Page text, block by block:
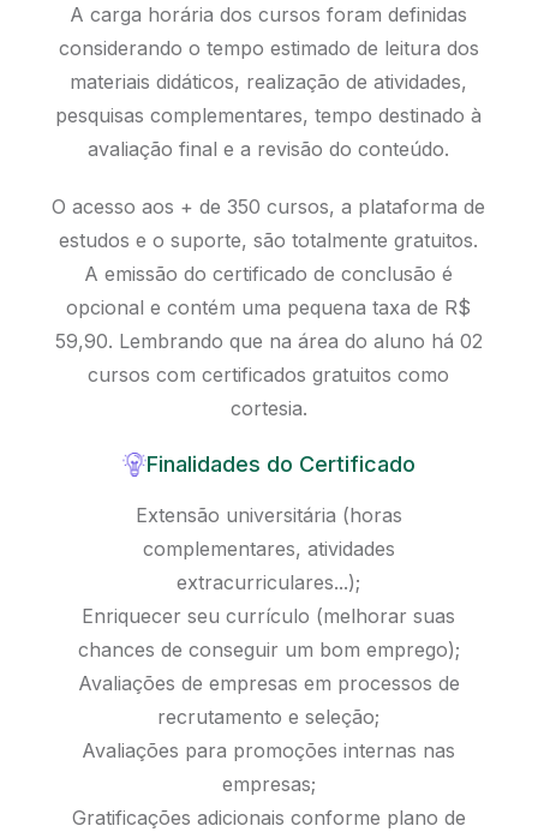
A carga horária dos cursos foram definidas
considerando o tempo estimado de leitura dos
materiais didáticos, realização de atividades,
pesquisas complementares, tempo destinado à
avaliação final e a revisão do conteúdo.
O acesso aos + de 350 cursos, a plataforma de
estudos e o suporte, são totalmente gratuitos.
A emissão do certificado de conclusão é
opcional e contém uma pequena taxa de R$
59,90. Lembrando que na área do aluno há 02
cursos com certificados gratuitos como
cortesia.
Finalidades do Certificado
Extensão universitária (horas
complementares, atividades
extracurriculares...);
Enriquecer seu currículo (melhorar suas
chances de conseguir um bom emprego);
Avaliações de empresas em processos de
recrutamento e seleção;
Avaliações para promoções internas nas
empresas;
Gratificações adicionais conforme plano de